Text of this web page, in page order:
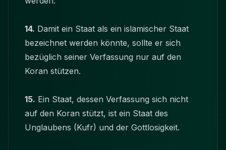
14. Damit ein Staat als ein islamischer Staat
bezeichnet werden könnte, sollte er sich
bezüglich seiner Verfassung nur auf den
Koran stützen.
15. Ein Staat, dessen Verfassung sich nicht
auf den Koran stützt, ist ein Staat des
Unglaubens (Kufr) und der Gottlosigkeit.